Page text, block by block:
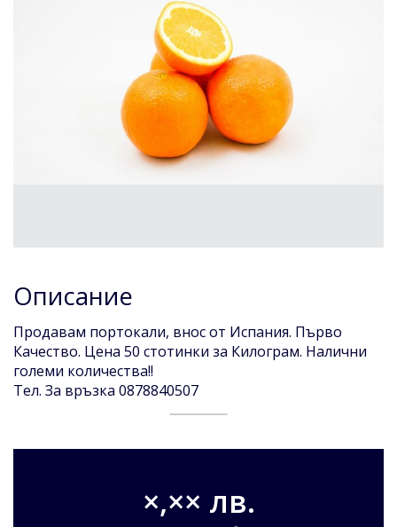
Описание
Продавам портокали, внос от Испания. Първо
Качество. Цена 50 стотинки за Килограм. Налични
големи количества!!
Тел. За връзка 0878840507
×,×× лв.